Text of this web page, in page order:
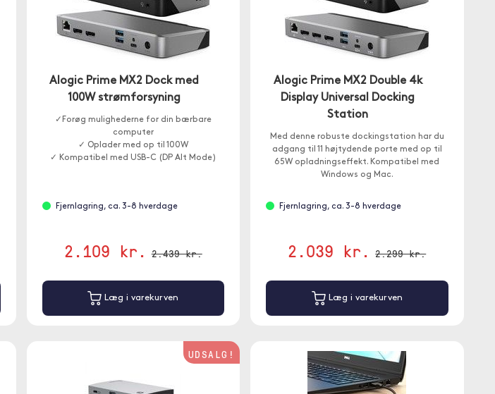
Alogic Prime MX2 Dock med
100W strømforsyning
✓Forøg mulighederne for din bærbare
computer
✓ Oplader med op til 100W
✓ Kompatibel med USB-C (DP Alt Mode)
Fjernlagring, ca. 3-8 hverdage
2.109 kr. 2.439 kr.
Læg i varekurven
Alogic Prime MX2 Double 4k
Display Universal Docking
Station
Med denne robuste dockingstation har du
adgang til 11 højtydende porte med op til
65W opladningseffekt. Kompatibel med
Windows og Mac.
Fjernlagring, ca. 3-8 hverdage
2.039 kr. 2.299 kr.
Læg i varekurven
UDSALG!